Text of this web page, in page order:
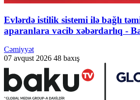
Evlərdə istilik sistemi ilə bağlı
aparanlara vacib xəbərdarlıq -
Cəmiyyət
07 avqust 2026 48 baxış